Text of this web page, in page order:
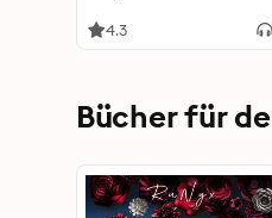
4.3
Bücher für